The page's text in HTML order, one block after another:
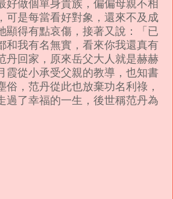
好做個單身貴族，偏偏母親不相
可是每當看好對象，還來不及成
顯得有點哀傷，接著又說：「已
和我有名無實，看來你我還真有
丹回家，原來岳父大人就是赫赫
霞從小承受父親的教導，也知書
俗，范丹從此也放棄功名利祿，
過了幸福的一生，後世稱范丹為